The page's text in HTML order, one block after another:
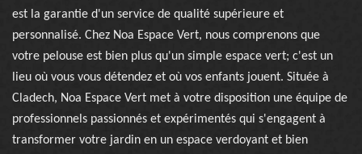
est la garantie d'un service de qualité supérieure et
personnalisé. Chez Noa Espace Vert, nous comprenons que
votre pelouse est bien plus qu'un simple espace vert; c'est un
lieu où vous vous détendez et où vos enfants jouent. Située à
Cladech, Noa Espace Vert met à votre disposition une équipe de
professionnels passionnés et expérimentés qui s'engagent à
transformer votre jardin en un espace verdoyant et bien